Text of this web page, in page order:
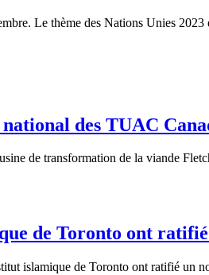
Le thème des Nations Unies
des TUAC
de transformation de la viande
de Toronto ont
islamique de Toronto ont ratifié un